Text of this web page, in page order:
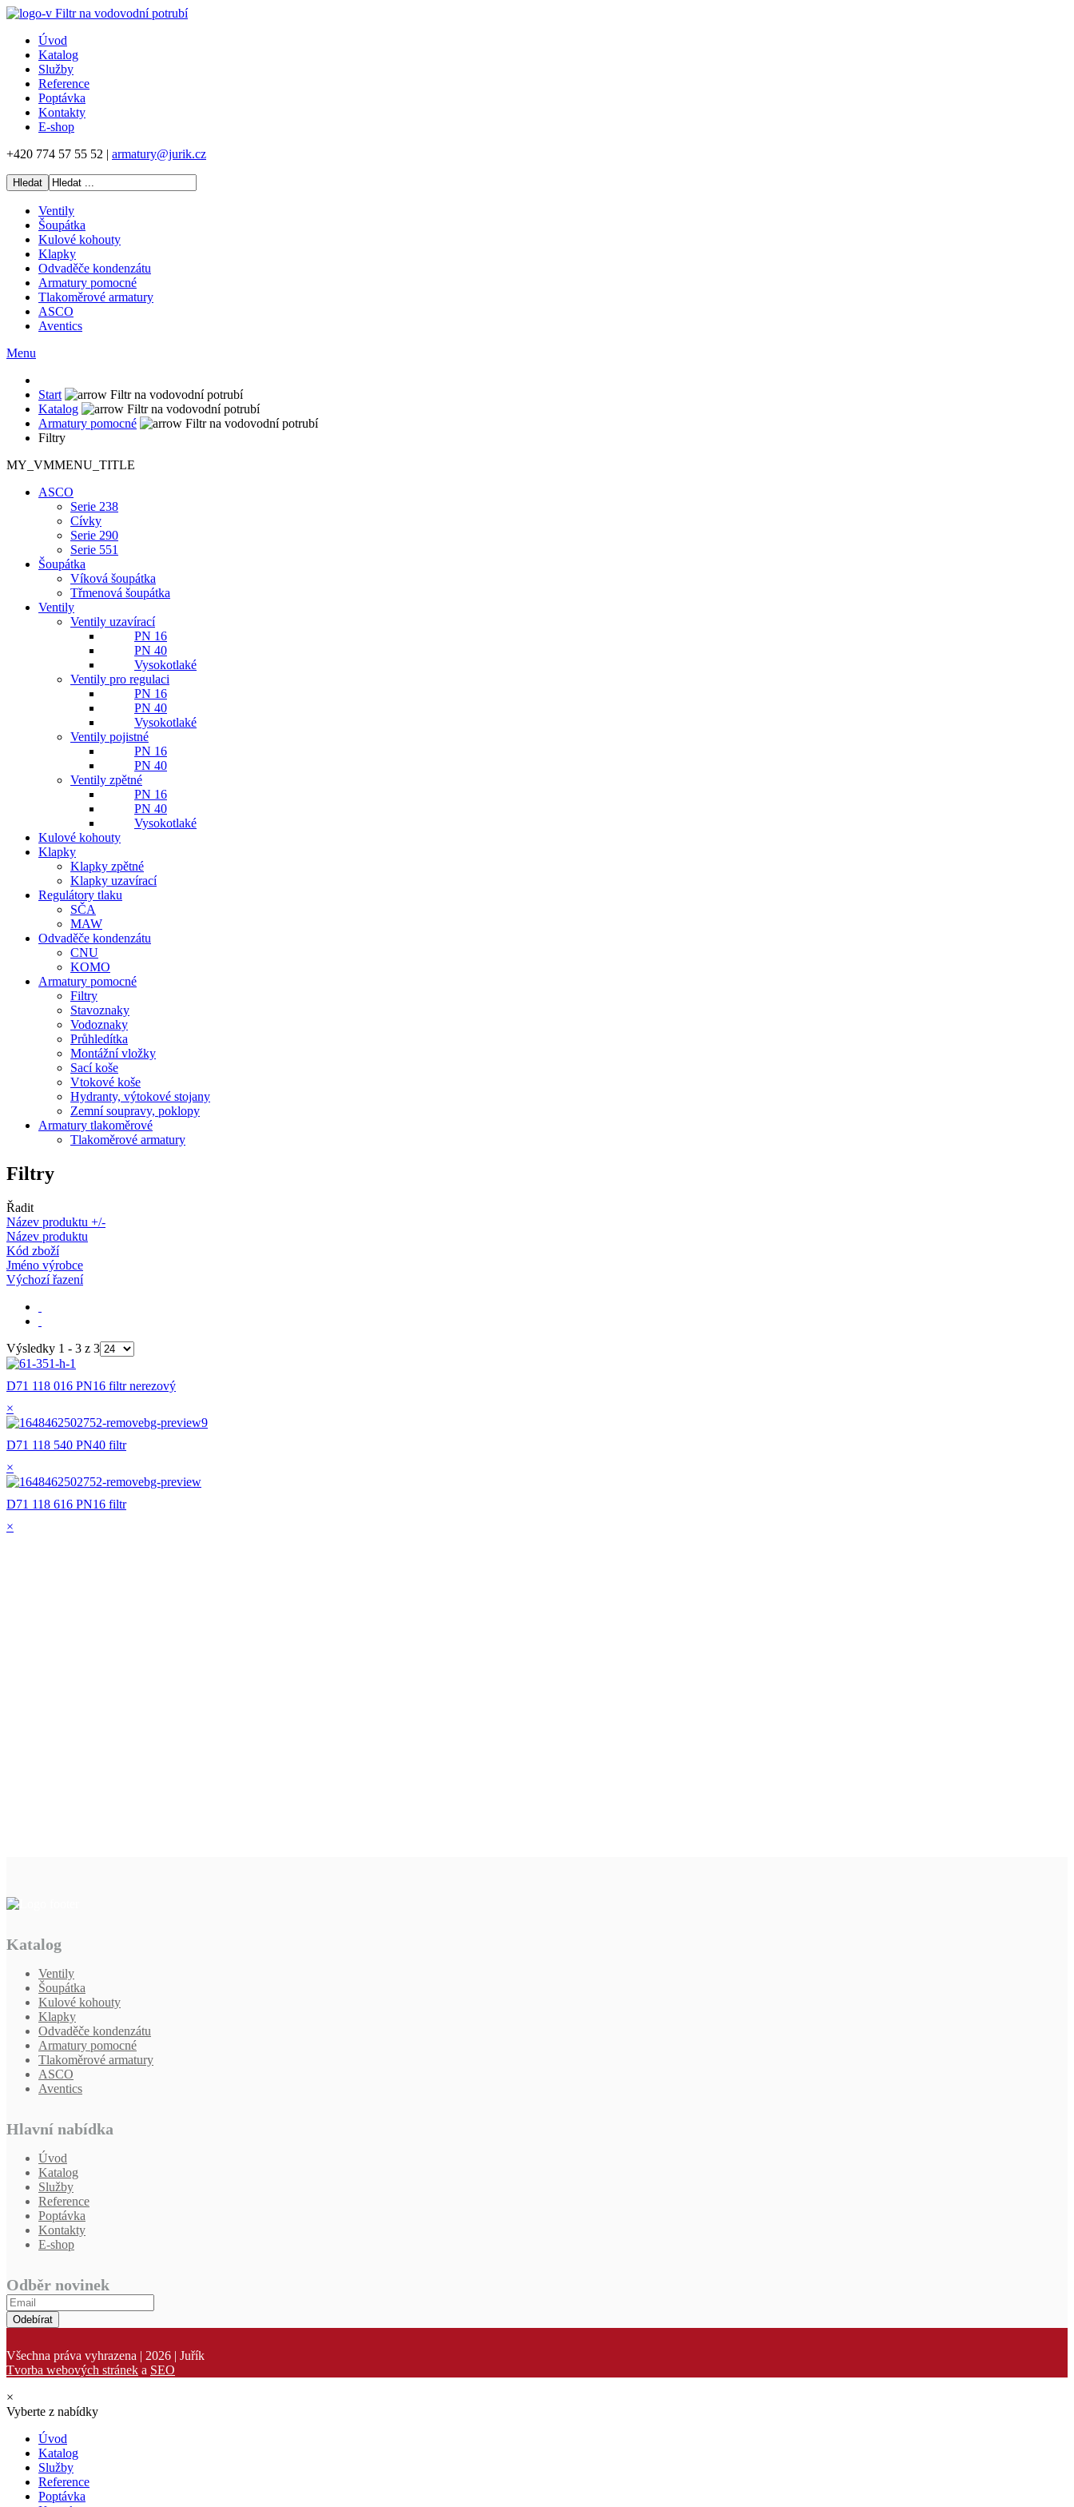
Úvod
Katalog
Služby
Reference
Poptávka
Kontakty
E-shop
+420 774 57 55 52 | armatury@jurik.cz
Ventily
Šoupátka
Kulové kohouty
Klapky
Odvaděče kondenzátu
Armatury pomocné
Tlakoměrové armatury
ASCO
Aventics
Menu
Start
Katalog
Armatury pomocné
Filtry
MY_VMMENU_TITLE
ASCO
Serie 238
Cívky
Serie 290
Serie 551
Šoupátka
Víková šoupátka
Třmenová šoupátka
Ventily
Ventily uzavírací
PN 16
PN 40
Vysokotlaké
Ventily pro regulaci
PN 16
PN 40
Vysokotlaké
Ventily pojistné
PN 16
PN 40
Ventily zpětné
PN 16
PN 40
Vysokotlaké
Kulové kohouty
Klapky
Klapky zpětné
Klapky uzavírací
Regulátory tlaku
SČA
MAW
Odvaděče kondenzátu
CNU
KOMO
Armatury pomocné
Filtry
Stavoznaky
Vodoznaky
Průhledítka
Montážní vložky
Sací koše
Vtokové koše
Hydranty, výtokové stojany
Zemní soupravy, poklopy
Armatury tlakoměrové
Tlakoměrové armatury
Filtry
Řadit
Název produktu +/-
Název produktu
Kód zboží
Jméno výrobce
Výchozí řazení
Výsledky 1 - 3 z 3
D71 118 016 PN16 filtr nerezový
×
D71 118 540 PN40 filtr
×
D71 118 616 PN16 filtr
×
Katalog
Ventily
Šoupátka
Kulové kohouty
Klapky
Odvaděče kondenzátu
Armatury pomocné
Tlakoměrové armatury
ASCO
Aventics
Hlavní nabídka
Úvod
Katalog
Služby
Reference
Poptávka
Kontakty
E-shop
Odběr novinek
Odebírat
Všechna práva vyhrazena | 2026 | Juřík
Tvorba webových stránek a SEO
×
Vyberte z nabídky
Úvod
Katalog
Služby
Reference
Poptávka